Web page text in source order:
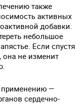
также
активных
добавки.
небольшое
Если спустя
она не изменит
применению —
сердечно-